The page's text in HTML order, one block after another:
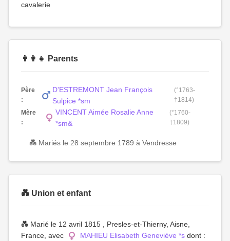
cavalerie
👨‍👩‍👧 Parents
Père
:
D'ESTREMONT Jean François
Sulpice *sm
(°1763-
†1814)
Mère
:
VINCENT Aimée Rosalie Anne
*sm&
(°1760-
†1809)
💑 Mariés le 28 septembre 1789 à Vendresse
💑 Union et enfant
💑 Marié le 12 avril 1815 , Presles-et-Thierny, Aisne,
France, avec
MAHIEU Elisabeth Geneviève *s dont :